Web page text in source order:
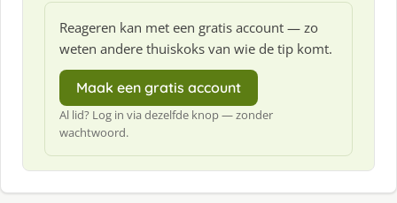
Reageren kan met een gratis account — zo
weten andere thuiskoks van wie de tip komt.
Maak een gratis account
Al lid? Log in via dezelfde knop — zonder
wachtwoord.